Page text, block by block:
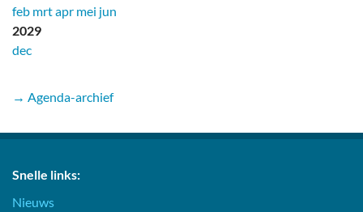
feb mrtapr mei jun
2029
dec
→ Agenda-archief
Snelle links:
Nieuws